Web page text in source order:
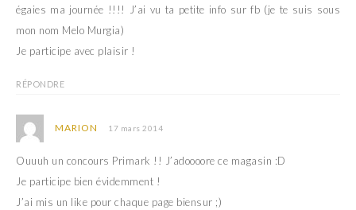
égaies ma journée !!!! J’ai vu ta petite info sur fb (je te suis sous
mon nom Melo Murgia)
Je participe avec plaisir !
RÉPONDRE
MARION 17 mars 2014
Ouuuh un concours Primark !! J’adoooore ce magasin :D
Je participe bien évidemment !
J’ai mis un like pour chaque page biensur ;)